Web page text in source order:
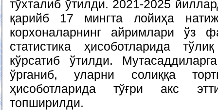
тўхталиб ўтилди. 2021-2025
қарийб 17 мингта лойиҳа
корхоналарнинг айримлари ўз
статистика ҳисоботларида
кўрсатиб ўтилди.
ўрганиб, уларни солиққа
ҳисоботларида тўғри акс
топширилди.